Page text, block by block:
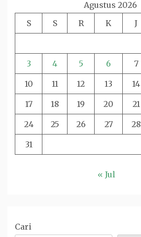
Agustus 2026
S
S R K J
3 4 5 6 7
10 11 12 13 14
17 18 19 20 21
24 25 26 27 28
31
« Jul
Cari